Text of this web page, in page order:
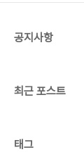
의 한 스튜디오에서
공지사항
최근 포스트
태그